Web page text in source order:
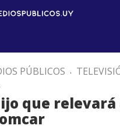
PÚBLICOS .
que